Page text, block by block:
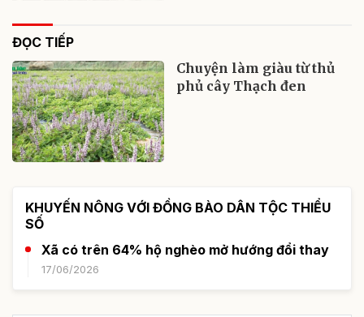
ĐỌC TIẾP
Chuyện làm giàu từ thủ
phủ cây Thạch đen
KHUYẾN NÔNG VỚI ĐỒNG BÀO DÂN TỘC THIỂU
SỐ
Xã có trên 64% hộ nghèo mở hướng đổi thay
17/06/2026